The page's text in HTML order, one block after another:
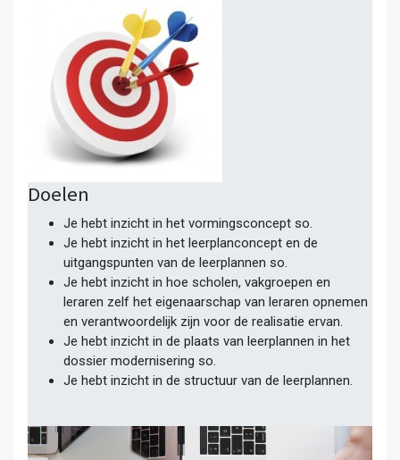
Doelen
Je hebt inzicht in het vormingsconcept so.
Je hebt inzicht in het leerplanconcept en de
uitgangspunten van de leerplannen so.
Je hebt inzicht in hoe scholen, vakgroepen en
leraren zelf het eigenaarschap van leraren opnemen
en verantwoordelijk zijn voor de realisatie ervan.
Je hebt inzicht in de plaats van leerplannen in het
dossier modernisering so.
Je hebt inzicht in de structuur van de leerplannen.